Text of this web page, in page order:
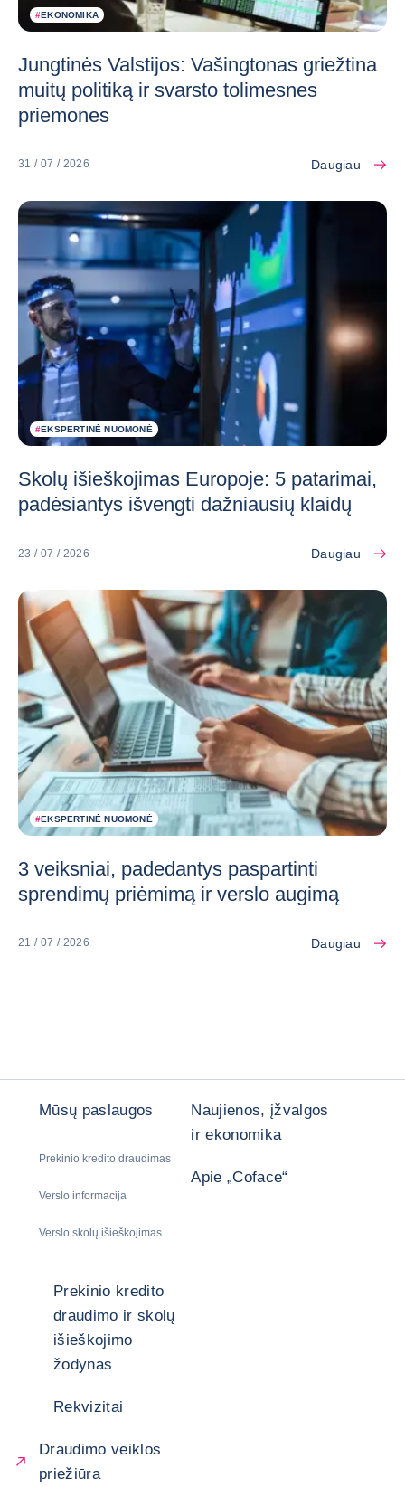
#EKONOMIKA
Jungtinės Valstijos: Vašingtonas griežtina
muitų politiką ir svarsto tolimesnes
priemones
31 / 07 / 2026 Daugiau
#EKSPERTINĖ NUOMONĖ
Skolų išieškojimas Europoje: 5 patarimai,
padėsiantys išvengti dažniausių klaidų
23 / 07 / 2026 Daugiau
#EKSPERTINĖ NUOMONĖ
3 veiksniai, padedantys paspartinti
sprendimų priėmimą ir verslo augimą
21 / 07 / 2026 Daugiau
Mūsų paslaugos
Prekinio kredito draudimas
Verslo informacija
Verslo skolų išieškojimas
Naujienos, įžvalgos
ir ekonomika
Apie „Coface“
Prekinio kredito
draudimo ir skolų
išieškojimo
žodynas
Rekvizitai
Draudimo veiklos
priežiūra